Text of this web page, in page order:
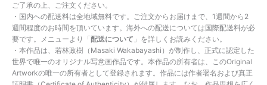
ご了承の上、ご注文ください。
・国内への配送料は全地域無料です。ご注文からお届けまで、1週間から2
週間程度のお時間を頂いています。海外への配送については国際配送料が必
要です。メニューより「配送について 」を詳しくお読みください。
・本作品は、若林政樹（Masaki Wakabayashi）が制作し、正式に認定した
世界で唯一のオリジナル写意画作品です。本作品の所有者は、このOriginal
Artworkの唯一の所有者として登録されます。作品には作者署名および真正